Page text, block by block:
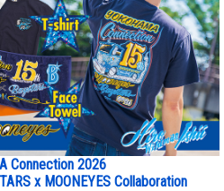
Connection 2026
x MOONEYES Collaboration